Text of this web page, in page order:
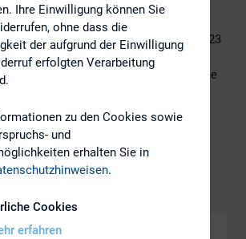
Digital ESG Forums am 18. April 2023
(S&P Global) anhand von
Klimaszenarien auf, welche
auf die jeweiligen Bereiche des
Des Weiteren wurden im Vortrag die
den aktuellen
am Kapitalmarkt
diskutiert.
Ihre Einwilligung können Sie
ohne dass die
der aufgrund der Einwilligung
erfolgten Verarbeitung
zu den Cookies sowie
und
erhalten Sie in
.
Cookies
erfahren